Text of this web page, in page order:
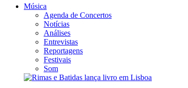
Música
Agenda de Concertos
Notícias
Análises
Entrevistas
Reportagens
Festivais
Som